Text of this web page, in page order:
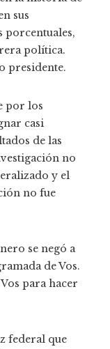
sus
política.
presidente.
por los
casi
de las
no
y el
no fue
se negó a
de Vos.
para hacer
federal que